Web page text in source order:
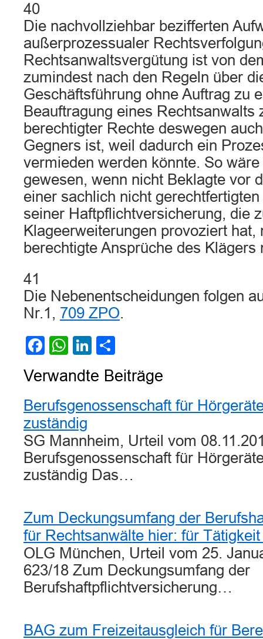
40
Die nachvollziehbar bezifferten
außerprozessualer
Rechtsanwaltsvergütung ist von
zumindest nach den Regeln über
Geschäftsführung ohne Auftrag zu
Beauftragung eines Rechtsanwalts
berechtigter Rechte deswegen
Gegners ist, weil dadurch ein
vermieden werden könnte. So
gewesen, wenn nicht Beklagte vor
einer sachlich nicht
seiner Haftpflichtversicherung, die
Klageerweiterungen provoziert hat,
berechtigte Ansprüche des Klägers
41
Die Nebenentscheidungen folgen
Nr.1, 709 ZPO.
Facebook
WhatsApp
LinkedIn
Verwandte Beiträge
Berufsgenossenschaft für
zuständig
SG Mannheim, Urteil vom
Berufsgenossenschaft für
zuständig Das…
Zum Deckungsumfang der
für Rechtsanwälte hier: für
OLG München, Urteil vom 25.
623/18 Zum Deckungsumfang der
Berufshaftpflichtversicherung…
BAG zum Freizeitausgleich für